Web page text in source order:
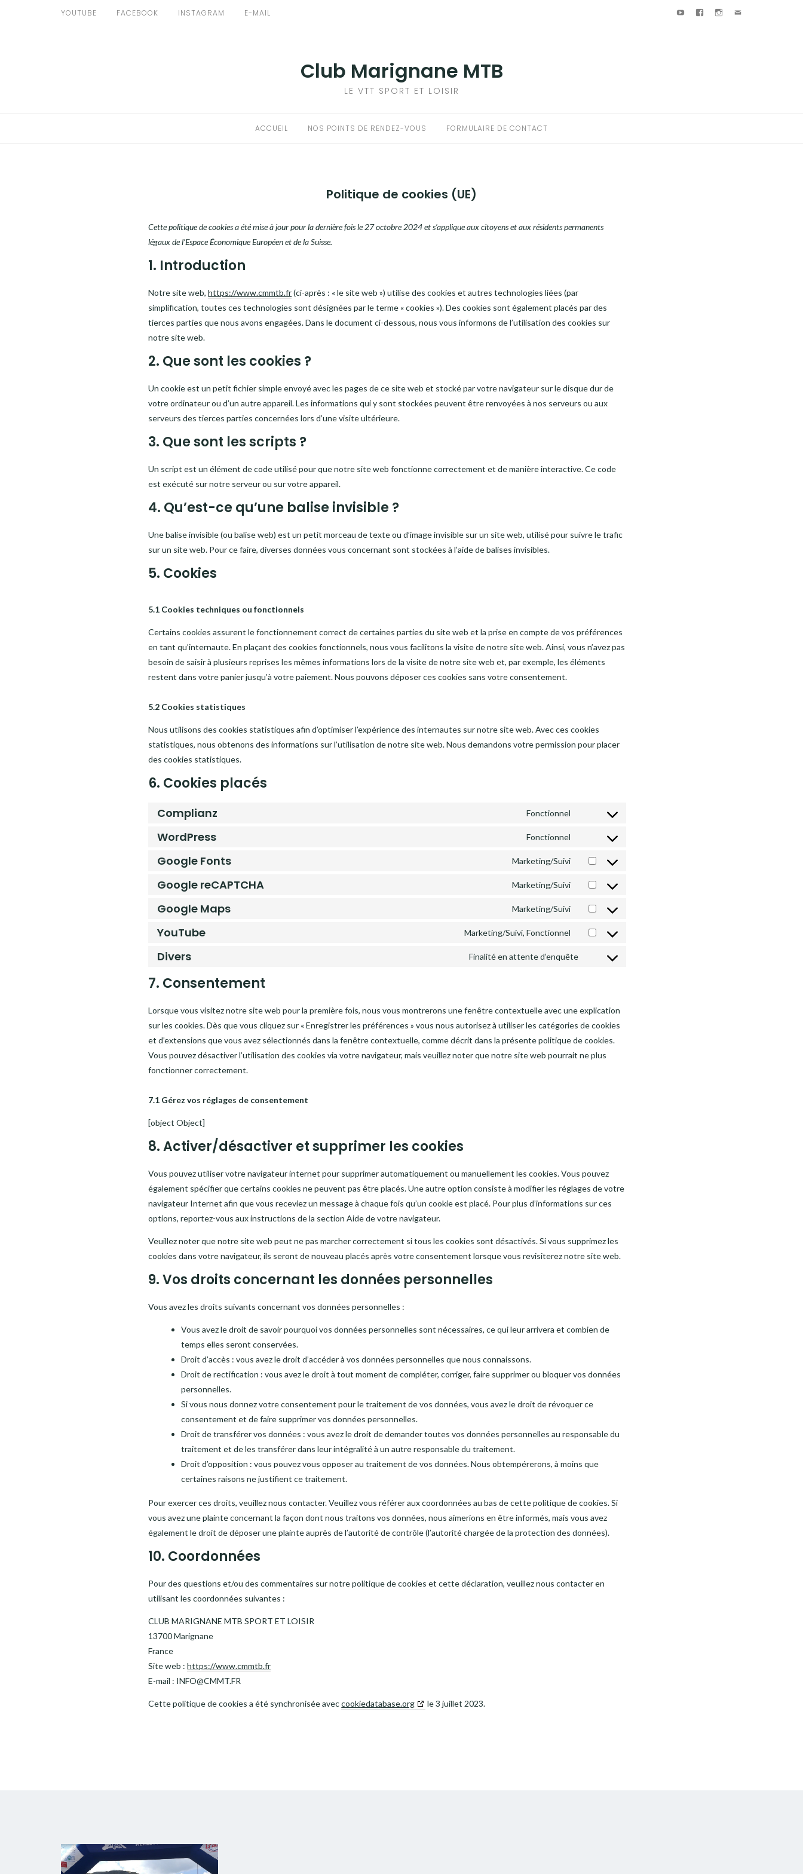
YOUTUBE FACEBOOK INSTAGRAM E-MAIL YoutubeFacebookInstagram
Club Marignane MTB
LE VTT SPORT ET LOISIR
ACCUEIL NOS POINTS DE RENDEZ-VOUS FORMULAIRE DE CONTACT
Politique de cookies (UE)
Cette politique de cookies a été mise à jour pour la dernière fois le 27 octobre 2024 et s’applique aux citoyens et aux résidents permanents
légaux de l’Espace Économique Européen et de la Suisse.
1. Introduction
Notre site web,https://www.cmmtb.fr(ci-après : « le site web ») utilise des cookies et autres technologies liées (par
simplification, toutes ces technologies sont désignées par le terme « cookies »). Des cookies sont également placés par des
tierces parties que nous avons engagées. Dans le document ci-dessous, nous vous informons de l’utilisation des cookies sur
notre site web.
2. Que sont les cookies ?
Un cookie est un petit fichier simple envoyé avec les pages de ce site web et stocké par votre navigateur sur le disque dur de
votre ordinateur ou d’un autre appareil. Les informations qui y sont stockées peuvent être renvoyées à nos serveurs ou aux
serveurs des tierces parties concernées lors d’une visite ultérieure.
3. Que sont les scripts ?
Un script est un élément de code utilisé pour que notre site web fonctionne correctement et de manière interactive. Ce code
est exécuté sur notre serveur ou sur votre appareil.
4. Qu’est-ce qu’une balise invisible ?
Une balise invisible (ou balise web) est un petit morceau de texte ou d’image invisible sur un site web, utilisé pour suivre le trafic
sur un site web. Pour ce faire, diverses données vous concernant sont stockées à l’aide de balises invisibles.
5. Cookies
5.1 Cookies techniques ou fonctionnels
Certains cookies assurent le fonctionnement correct de certaines parties du site web et la prise en compte de vos préférences
en tant qu’internaute. En plaçant des cookies fonctionnels, nous vous facilitons la visite de notre site web. Ainsi, vous n’avez pas
besoin de saisir à plusieurs reprises les mêmes informations lors de la visite de notre site web et, par exemple, les éléments
restent dans votre panier jusqu’à votre paiement. Nous pouvons déposer ces cookies sans votre consentement.
5.2 Cookies statistiques
Nous utilisons des cookies statistiques afin d’optimiser l’expérience des internautes sur notre site web. Avec ces cookies
statistiques, nous obtenons des informations sur l’utilisation de notre site web. Nous demandons votre permission pour placer
des cookies statistiques.
6. Cookies placés
Complianz Fonctionnel
Consent
complianz
WordPress Fonctionnel
Consent
wordpress
Google Fonts Marketing/Suivi
Consent
google-
fonts
Google reCAPTCHA Marketing/Suivi
Consent
google-
Google Maps Marketing/Suivi
Consent
google-
YouTube Marketing/Suivi, Fonctionnel
Consent
Divers Finalité en attente d’enquête
Consent
divers
7. Consentement
Lorsque vous visitez notre site web pour la première fois, nous vous montrerons une fenêtre contextuelle avec une explication
sur les cookies. Dès que vous cliquez sur « Enregistrer les préférences » vous nous autorisez à utiliser les catégories de cookies
et d’extensions que vous avez sélectionnés dans la fenêtre contextuelle, comme décrit dans la présente politique de cookies.
Vous pouvez désactiver l’utilisation des cookies via votre navigateur, mais veuillez noter que notre site web pourrait ne plus
fonctionner correctement.
7.1 Gérez vos réglages de consentement
[object Object]
8. Activer/désactiver et supprimer les cookies
Vous pouvez utiliser votre navigateur internet pour supprimer automatiquement ou manuellement les cookies. Vous pouvez
également spécifier que certains cookies ne peuvent pas être placés. Une autre option consiste à modifier les réglages de votre
navigateur Internet afin que vous receviez un message à chaque fois qu’un cookie est placé. Pour plus d’informations sur ces
options, reportez-vous aux instructions de la section Aide de votre navigateur.
Veuillez noter que notre site web peut ne pas marcher correctement si tous les cookies sont désactivés. Si vous supprimez les
cookies dans votre navigateur, ils seront de nouveau placés après votre consentement lorsque vous revisiterez notre site web.
9. Vos droits concernant les données personnelles
Vous avez les droits suivants concernant vos données personnelles :
Vous avez le droit de savoir pourquoi vos données personnelles sont nécessaires, ce qui leur arrivera et combien de
temps elles seront conservées.
Droit d’accès : vous avez le droit d’accéder à vos données personnelles que nous connaissons.
Droit de rectification : vous avez le droit à tout moment de compléter, corriger, faire supprimer ou bloquer vos données
personnelles.
Si vous nous donnez votre consentement pour le traitement de vos données, vous avez le droit de révoquer ce
consentement et de faire supprimer vos données personnelles.
Droit de transférer vos données : vous avez le droit de demander toutes vos données personnelles au responsable du
traitement et de les transférer dans leur intégralité à un autre responsable du traitement.
Droit d’opposition : vous pouvez vous opposer au traitement de vos données. Nous obtempérerons, à moins que
certaines raisons ne justifient ce traitement.
Pour exercer ces droits, veuillez nous contacter. Veuillez vous référer aux coordonnées au bas de cette politique de cookies. Si
vous avez une plainte concernant la façon dont nous traitons vos données, nous aimerions en être informés, mais vous avez
également le droit de déposer une plainte auprès de l’autorité de contrôle (l’autorité chargée de la protection des données).
10. Coordonnées
Pour des questions et/ou des commentaires sur notre politique de cookies et cette déclaration, veuillez nous contacter en
utilisant les coordonnées suivantes :
CLUB MARIGNANE MTB SPORT ET LOISIR
13700 Marignane
France
Site web :https://www.cmmtb.fr
E-mail : INFO@CMMT.FR
Cette politique de cookies a été synchronisée aveccookiedatabase.org le 3 juillet 2023.